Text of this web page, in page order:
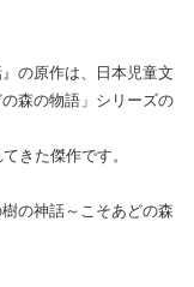
の原作は、日本児童文
森の物語」シリーズの
きた傑作です。
の神話～こそあどの森